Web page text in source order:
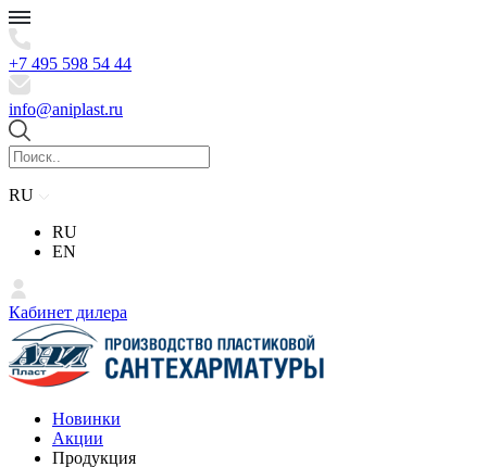
+7 495 598 54 44
info@aniplast.ru
RU
RU
EN
Кабинет дилера
Новинки
Акции
Продукция